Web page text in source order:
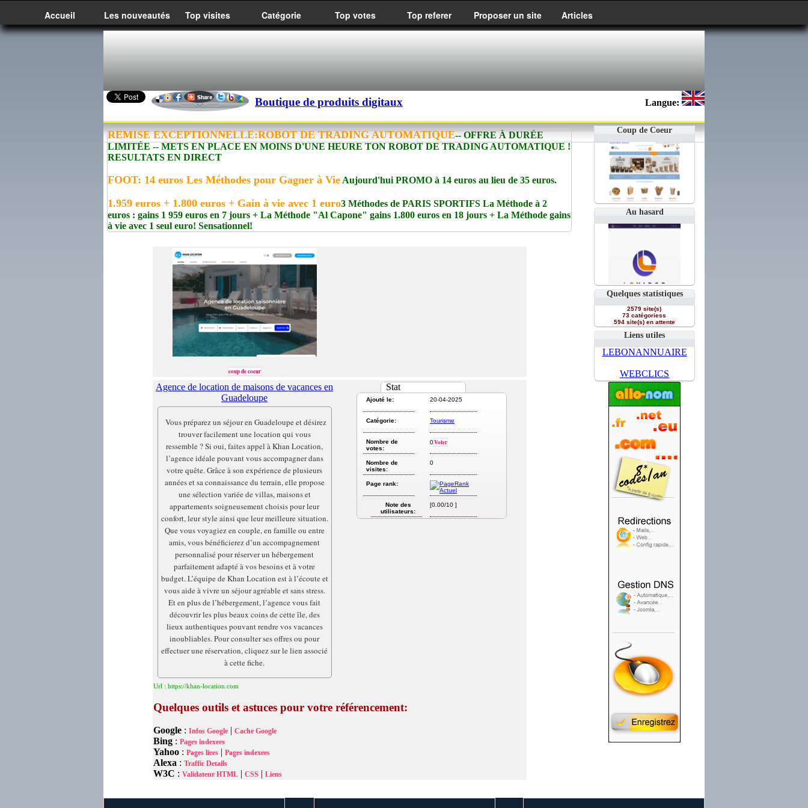
Accueil Les nouveautés Top visites Catégorie Top votes Top referer Proposer un site Articles
Boutique de produits digitaux Langue:
Coup de Coeur
Au hasard
Quelques statistiques
2579 site(s)
73 catégoriess
594 site(s) en attente
Liens utiles
LEBONANNUAIRE
WEBCLICS
REMISE EXCEPTIONNELLE:ROBOT DE TRADING AUTOMATIQUE-- OFFRE À DURÉE
LIMITÉE -- METS EN PLACE EN MOINS D'UNE HEURE TON ROBOT DE TRADING AUTOMATIQUE !
RESULTATS EN DIRECT
FOOT: 14 euros Les Méthodes pour Gagner à Vie Aujourd'hui PROMO à 14 euros au lieu de 35 euros.
1.959 euros + 1.800 euros + Gain à vie avec 1 euro3 Méthodes de PARIS SPORTIFS La Méthode à 2
euros : gains 1 959 euros en 7 jours + La Méthode "Al Capone" gains 1.800 euros en 18 jours + La Méthode gains
à vie avec 1 seul euro! Sensationnel!
coup de coeur
Stat
Ajouté le: 20-04-2025
Catégorie: Tourisme
Nombre de
votes:
0Voter
Nombre de
visites:
0
Page rank:
Note des
utilisateurs:
[0.00/10 ]
Agence de location de maisons de vacances en
Guadeloupe
Vous préparez un séjour en Guadeloupe et désirez
trouver facilement une location qui vous
ressemble ? Si oui, faites appel à Khan Location,
l’agence idéale pouvant vous accompagner dans
votre quête. Grâce à son expérience de plusieurs
années et sa connaissance du terrain, elle propose
une sélection variée de villas, maisons et
appartements soigneusement choisis pour leur
confort, leur style ainsi que leur meilleure situation.
Que vous voyagiez en couple, en famille ou entre
amis, vous bénéficierez d’un accompagnement
personnalisé pour réserver un hébergement
parfaitement adapté à vos besoins et à votre
budget. L’équipe de Khan Location est à l’écoute et
vous aide à vivre un séjour agréable et sans stress.
Et en plus de l’hébergement, l’agence vous fait
découvrir les plus beaux coins de cette île, des
lieux authentiques pouvant rendre vos vacances
inoubliables. Pour consulter ses offres ou pour
effectuer une réservation, cliquez sur le lien associé
à cette fiche.
Url : https://khan-location.com
Quelques outils et astuces pour votre référencement:
Google: Infos Google| Cache Google
Bing: Pages indexees
Yahoo: Pages liees| Pages indexees
Alexa: Traffic Details
W3C : Validateur HTML| CSS | Liens